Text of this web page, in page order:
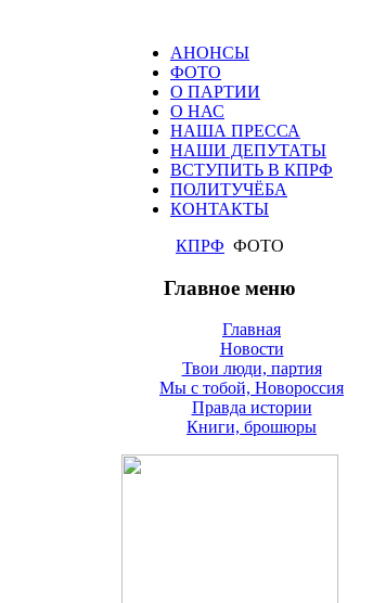
АНОНСЫ
ФОТО
О ПАРТИИ
О НАС
НАША ПРЕССА
НАШИ ДЕПУТАТЫ
ВСТУПИТЬ В КПРФ
ПОЛИТУЧЁБА
КОНТАКТЫ
КПРФ ФОТО
Главное меню
Главная
Новости
Твои люди, партия
Мы с тобой, Новороссия
Правда истории
Книги, брошюры